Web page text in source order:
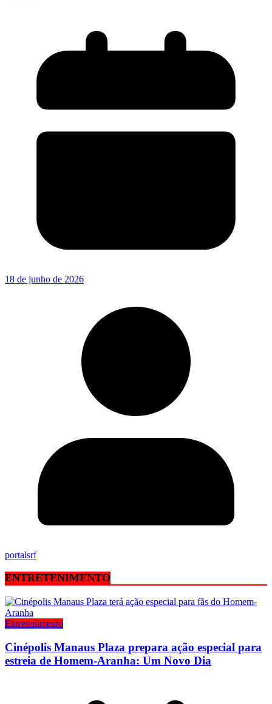
18 de junho de 2026
portalsrf
ENTRETENIMENTO
Entretenimento
Cinépolis Manaus Plaza prepara ação especial para
estreia de Homem-Aranha: Um Novo Dia